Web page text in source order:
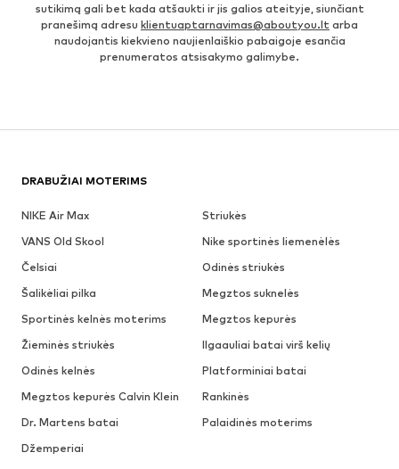
sutikimą gali bet kada atšaukti ir jis galios ateityje, siunčiant
pranešimą adresu klientuaptarnavimas@aboutyou.lt arba
naudojantis kiekvieno naujienlaiškio pabaigoje esančia
prenumeratos atsisakymo galimybe.
DRABUŽIAI MOTERIMS
NIKE Air Max
Striukės
VANS Old Skool
Nike sportinės liemenėlės
Čelsiai
Odinės striukės
Šalikėliai pilka
Megztos suknelės
Sportinės kelnės moterims
Megztos kepurės
Žieminės striukės
Ilgaauliai batai virš kelių
Odinės kelnės
Platforminiai batai
Megztos kepurės Calvin Klein
Rankinės
Dr. Martens batai
Palaidinės moterims
Džemperiai